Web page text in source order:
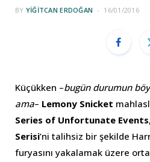
BY YIĞITCAN ERDOĞAN 16/01/2016
Küçükken –bugün durumun
ama– Lemony Snicket
Series of Unfortunate Events
Serisi’ni talihsiz bir şekilde
furyasını yakalamak üzere